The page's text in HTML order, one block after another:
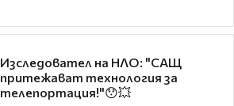
Изследовател на НЛО: "САЩ
притежават технология за
телепортация!"😯💥